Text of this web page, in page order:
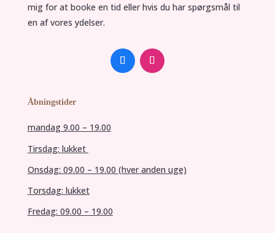
mig for at booke en tid eller hvis du har spørgsmål til
en af vores ydelser.
Åbningstider
mandag 9.00 – 19.00
Tirsdag: lukket
Onsdag: 09.00 – 19.00 (hver anden uge)
Torsdag: lukket
Fredag: 09.00 – 19.00